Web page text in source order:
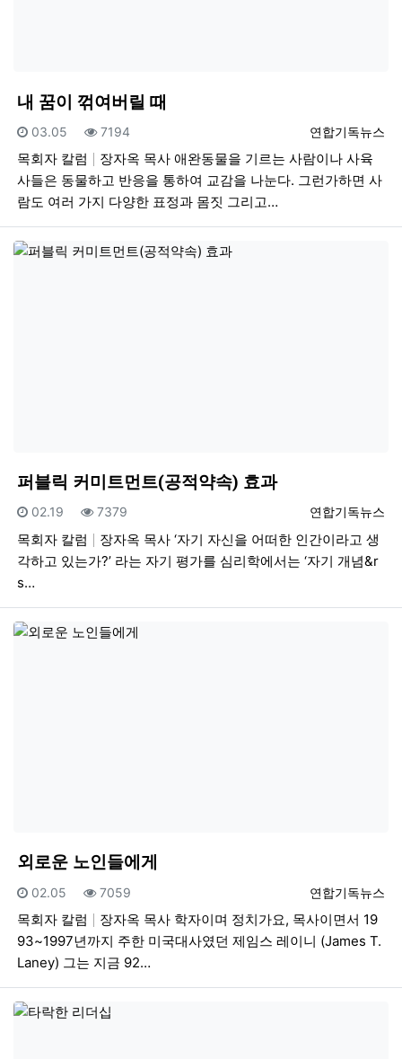
내 꿈이 꺾여버릴 때
등록자
연합기독뉴스
등록일
03.05 조회
7194
목회자 칼럼
장자옥 목사 애완동물을 기르는 사람이나 사육
사들은 동물하고 반응을 통하여 교감을 나눈다. 그런가하면 사
람도 여러 가지 다양한 표정과 몸짓 그리고…
퍼블릭 커미트먼트(공적약속) 효과
등록자
연합기독뉴스
등록일
02.19 조회
7379
목회자 칼럼
장자옥 목사 ‘자기 자신을 어떠한 인간이라고 생
각하고 있는가?’ 라는 자기 평가를 심리학에서는 ‘자기 개념&r
s…
외로운 노인들에게
등록자
연합기독뉴스
등록일
02.05 조회
7059
목회자 칼럼
장자옥 목사 학자이며 정치가요, 목사이면서 19
93~1997년까지 주한 미국대사였던 제임스 레이니 (James T.
Laney) 그는 지금 92…